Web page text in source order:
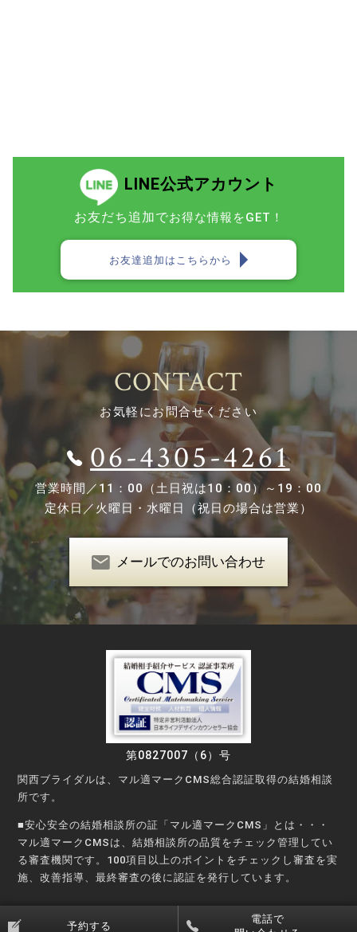
LINE公式アカウント
お友だち追加でお得な情報をGET！
お友達追加はこちらから
CONTACT
お気軽にお問合せください
06-4305-4261
営業時間／11：00（土日祝は10：00）～19：00
定休日／火曜日・水曜日（祝日の場合は営業）
メールでのお問い合わせ
第0827007（6）号
関西ブライダルは、マル適マークCMS総合認証取得の結婚相談
所です。
■安心安全の結婚相談所の証「マル適マークCMS」とは・・・
マル適マークCMSは、結婚相談所の品質をチェック管理してい
る審査機関です。100項目以上のポイントをチェックし審査を実
施、改善指導、最終審査の後に認証を発行しています。
©Copyright © KANSAI Bridal Party All rights reserved.
予約する
電話で